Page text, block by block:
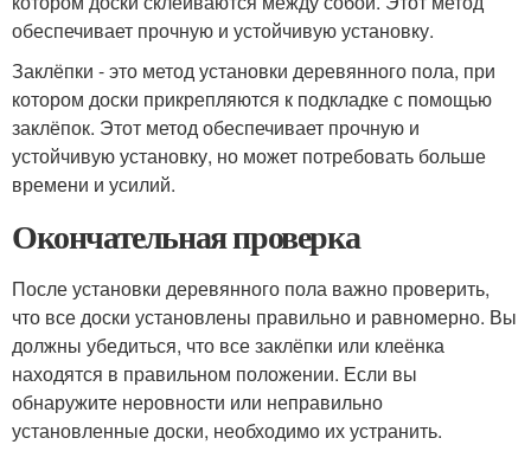
обеспечивает прочную и устойчивую установку.
Заклёпки - это метод установки деревянного пола, при
котором доски прикрепляются к подкладке с помощью
заклёпок. Этот метод обеспечивает прочную и
устойчивую установку, но может потребовать больше
времени и усилий.
Окончательная проверка
После установки деревянного пола важно проверить,
что все доски установлены правильно и равномерно. Вы
должны убедиться, что все заклёпки или клеёнка
находятся в правильном положении. Если вы
обнаружите неровности или неправильно
установленные доски, необходимо их устранить.